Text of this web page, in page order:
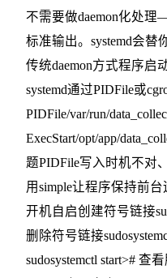
不需要做daemon化处
标准输出。systemd会
传统daemon方式程序启
systemd通过PIDFile或
PIDFile/var/run/
ExecStart/opt/app/
题PIDFile写入时机不对
用simple让程序保持前
开机自启创建符号链接
删除符号链接
sudosystemctl start># 查